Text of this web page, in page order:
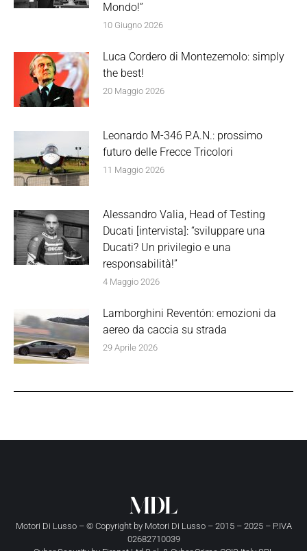
Mondo!”
10 Giugno 2026
Luca Cordero di Montezemolo: simply
the best!
20 Maggio 2026
Leonardo M-346 P.A.N.: prossimo
futuro delle Frecce Tricolori
11 Maggio 2026
Alessandro Valia, Head of Testing
Ducati [intervista]: “sviluppare una
Ducati? Un privilegio e una
responsabilità!”
4 Maggio 2026
Lamborghini Reventón: emozioni da
aereo da caccia su strada
29 Aprile 2026
Motori Di Lusso – © Copyright by Motori Di Lusso– 2015 – 2025 – P.IVA
02682710039